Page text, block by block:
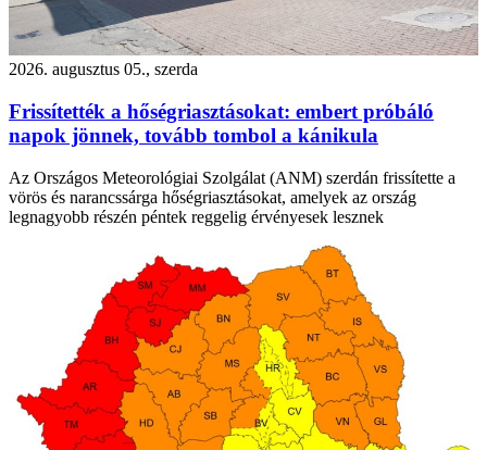
2026. augusztus 05., szerda
Frissítették a hőségriasztásokat: embert próbáló
napok jönnek, tovább tombol a kánikula
Az Országos Meteorológiai Szolgálat (ANM) szerdán frissítette a
vörös és narancssárga hőségriasztásokat, amelyek az ország
legnagyobb részén péntek reggelig érvényesek lesznek